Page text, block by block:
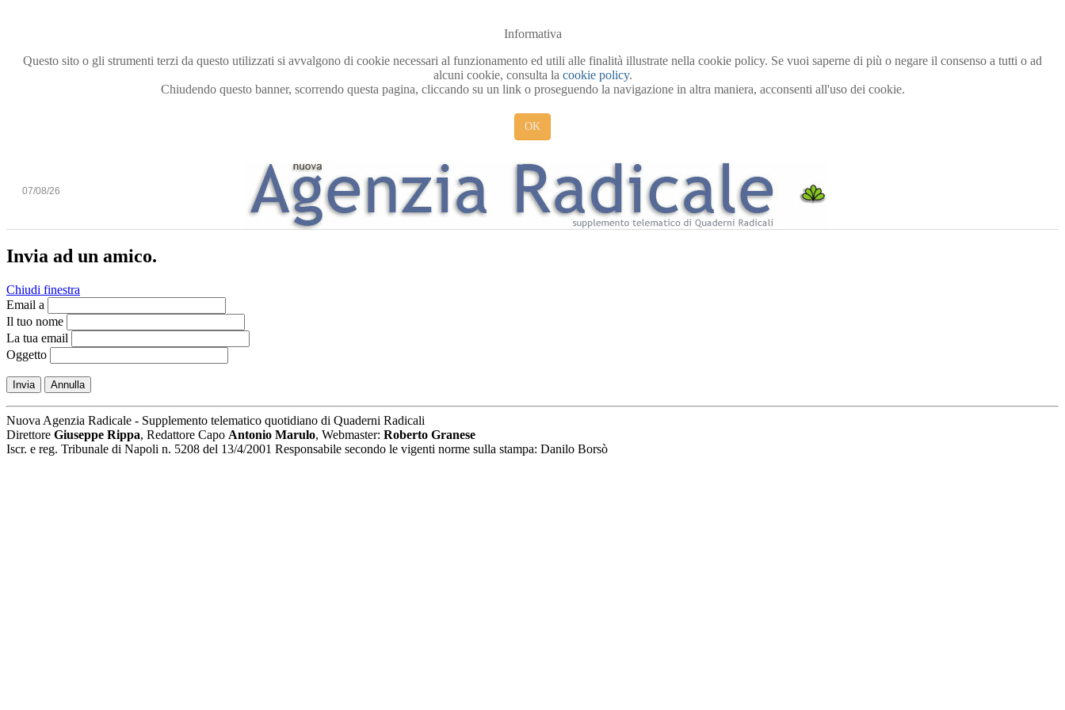
Informativa
Questo sito o gli strumenti terzi da questo utilizzati si avvalgono di cookie necessari al funzionamento ed utili alle finalità illustrate nella cookie policy. Se vuoi saperne di più o negare il consenso a tutti o ad
alcuni cookie, consulta la cookie policy.
Chiudendo questo banner, scorrendo questa pagina, cliccando su un link o proseguendo la navigazione in altra maniera, acconsenti all'uso dei cookie.
OK
07/08/26
Invia ad un amico.
Chiudi finestra
Email a
Il tuo nome
La tua email
Oggetto
Invia Annulla
Nuova Agenzia Radicale - Supplemento telematico quotidiano di Quaderni Radicali
Direttore Giuseppe Rippa, Redattore Capo Antonio Marulo, Webmaster: Roberto Granese
Iscr. e reg. Tribunale di Napoli n. 5208 del 13/4/2001 Responsabile secondo le vigenti norme sulla stampa: Danilo Borsò